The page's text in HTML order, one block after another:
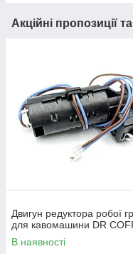
Акційні пропозиції
Двигун редуктора робої
для кавомашини DR
В наявності